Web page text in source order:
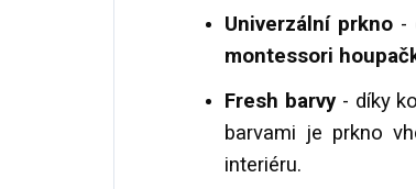
Univerzální prkno-
montessori
Fresh barvy - díky
barvami je prkno
interiéru.